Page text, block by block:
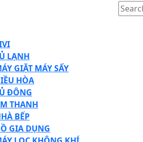
for:
LẠNH
GIẶT MÁY SẤY
HÒA
ĐÔNG
THANH
BẾP
GIA DỤNG